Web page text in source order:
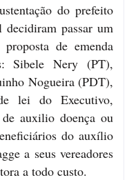
do prefeito
passar um
de emenda
Sibele Nery (PT),
Nogueira (PDT),
lei do Executivo,
auxilio doença ou
do auxílio
a seus vereadores
a todo custo.